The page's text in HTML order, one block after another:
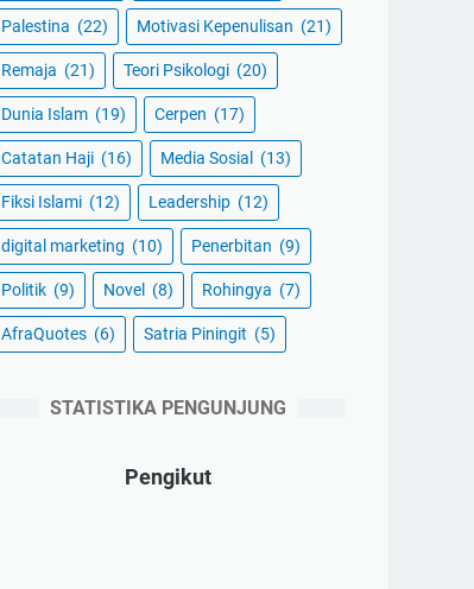
Palestina (22) Motivasi Kepenulisan (21)
Remaja (21) Teori Psikologi (20)
Dunia Islam (19) Cerpen (17)
Catatan Haji (16) Media Sosial (13)
Fiksi Islami (12) Leadership (12)
digital marketing (10) Penerbitan (9)
Politik (9) Novel (8) Rohingya (7)
AfraQuotes (6) Satria Piningit (5)
STATISTIKA PENGUNJUNG
Pengikut